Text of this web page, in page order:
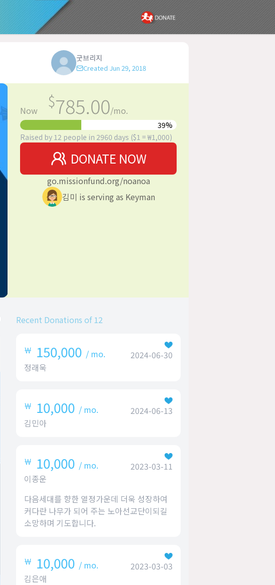
굿브리지
Created Jun 29, 2018
Now $785.00/mo.
39%
Raised by 12 people in 2960 days ($1 = ₩1,000)
DONATE NOW
go.missionfund.org/noanoa
김미 is serving as Keyman
Recent Donations of 12
￦ 150,000 / mo.
2024-06-30
정래욱
￦ 10,000 / mo.
2024-06-13
김민아
￦ 10,000 / mo.
2023-03-11
이종운
다음세대를 향한 열정가운데 더욱 성장하여
커다란 나무가 되어 주는 노아선교단이되길
소망하며 기도합니다.
￦ 10,000 / mo.
2023-03-03
김은애